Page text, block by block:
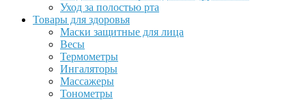
Уход за полостью рта
Товары для здоровья
Маски защитные для лица
Весы
Термометры
Ингаляторы
Массажеры
Тонометры